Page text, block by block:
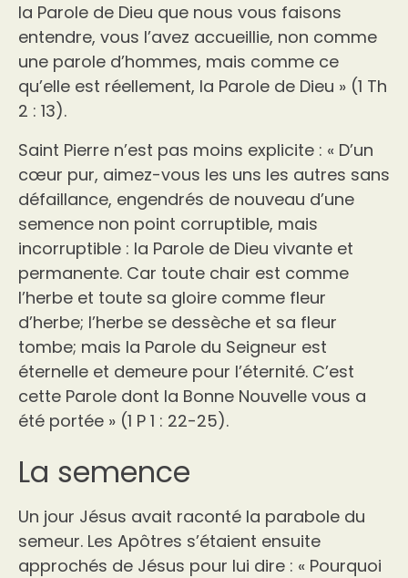
la Parole de Dieu que nous vous faisons
entendre, vous l’avez accueillie, non comme
une parole d’hommes, mais comme ce
qu’elle est réellement, la Parole de Dieu » (1 Th
2 : 13).
Saint Pierre n’est pas moins explicite : « D’un
cœur pur, aimez-vous les uns les autres sans
défaillance, engendrés de nouveau d’une
semence non point corruptible, mais
incorruptible : la Parole de Dieu vivante et
permanente. Car toute chair est comme
l’herbe et toute sa gloire comme fleur
d’herbe; l’herbe se dessèche et sa fleur
tombe; mais la Parole du Seigneur est
éternelle et demeure pour l’éternité. C’est
cette Parole dont la Bonne Nouvelle vous a
été portée » (1 P 1 : 22-25).
La semence
Un jour Jésus avait raconté la parabole du
semeur. Les Apôtres s’étaient ensuite
approchés de Jésus pour lui dire : « Pourquoi